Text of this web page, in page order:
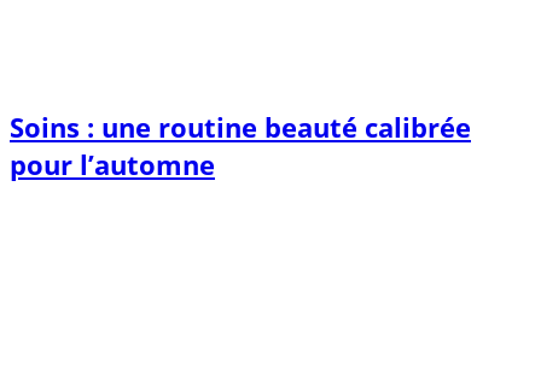
Soins : une routine beauté calibrée
pour l’automne